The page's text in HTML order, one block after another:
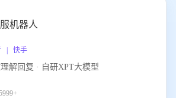
机器人
| 快手
解回复 · 自研XPT大模型